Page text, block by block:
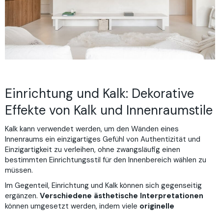
Einrichtung und Kalk: Dekorative
Effekte von Kalk und Innenraumstile
Kalk kann verwendet werden, um den Wänden eines
Innenraums ein einzigartiges Gefühl von Authentizität und
Einzigartigkeit zu verleihen, ohne zwangsläufig einen
bestimmten Einrichtungsstil für den Innenbereich wählen zu
müssen.
Im Gegenteil, Einrichtung und Kalk können sich gegenseitig
ergänzen. Verschiedene ästhetische Interpretationen
können umgesetzt werden, indem viele originelle